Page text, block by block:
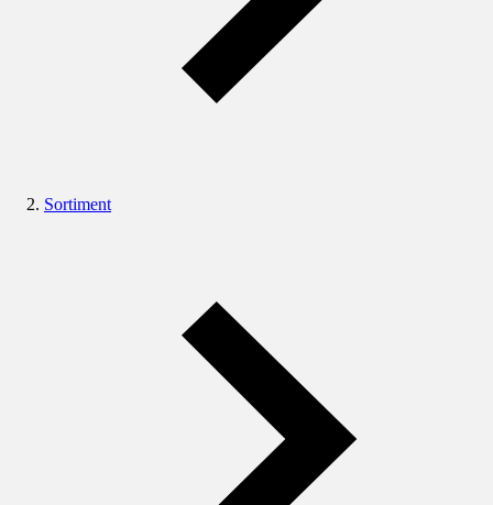
Sortiment